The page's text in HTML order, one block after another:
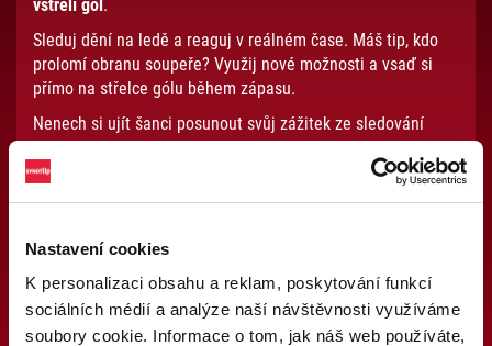
Nastavení cookies
K personalizaci obsahu a reklam, poskytování funkcí
sociálních médií a analýze naší návštěvnosti využíváme
soubory cookie. Informace o tom, jak náš web používáte,
vstřelí gól.
Sleduj dění na ledě a reaguj v reálném čase. Máš tip, kdo
prolomí obranu soupeře? Využij nové možnosti a vsaď si
přímo na střelce gólu během zápasu.
Nenech si ujít šanci posunout svůj zážitek ze sledování
zápasu na úplně novou úroveň.
Mohlo by tě zajímat